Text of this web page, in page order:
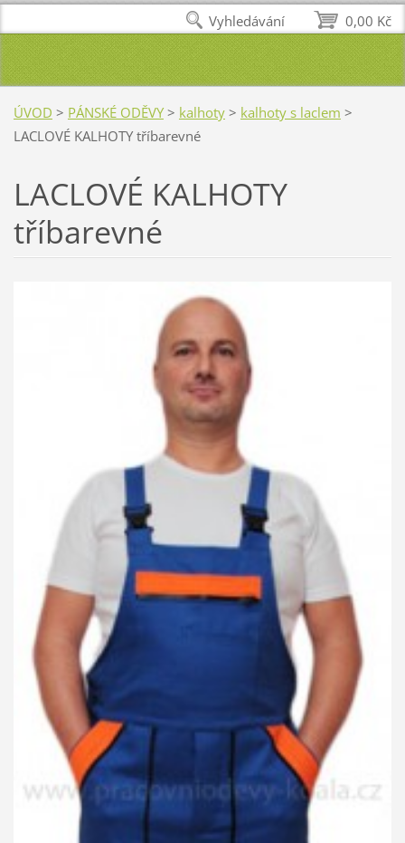
ÚVOD > PÁNSKÉ ODĚVY > kalhoty > kalhoty s laclem >
LACLOVÉ KALHOTY tříbarevné
LACLOVÉ KALHOTY
tříbarevné
0,00 Kč
Vyhledávání